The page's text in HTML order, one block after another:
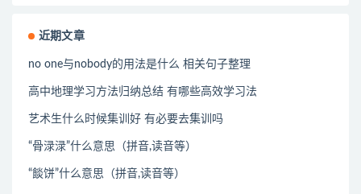
近期文章
no one与nobody的用法是什么 相关句子整理
高中地理学习方法归纳总结 有哪些高效学习法
艺术生什么时候集训好 有必要去集训吗
“骨渌渌”什么意思（拼音,读音等）
“餤饼”什么意思（拼音,读音等）